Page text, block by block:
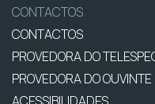
CONTACTOS
CONTACTOS
PROVEDORA DO
PROVEDORA DO OUVINTE